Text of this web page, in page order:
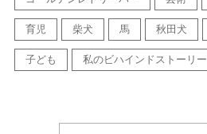
育児 柴犬 馬 秋田犬
子ども 私のビハインドストーリー